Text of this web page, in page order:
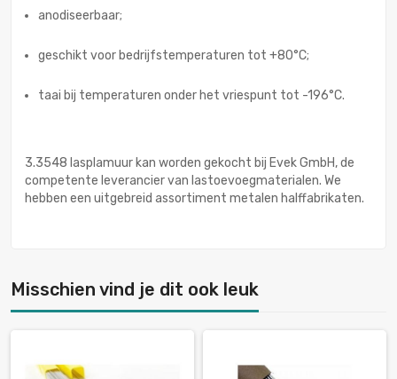
anodiseerbaar;
geschikt voor bedrijfstemperaturen tot +80°C;
taai bij temperaturen onder het vriespunt tot -196°C.
3.3548 lasplamuur kan worden gekocht bij Evek GmbH, de
competente leverancier van lastoevoegmaterialen. We
hebben een uitgebreid assortiment metalen halffabrikaten.
Misschien vind je dit ook leuk